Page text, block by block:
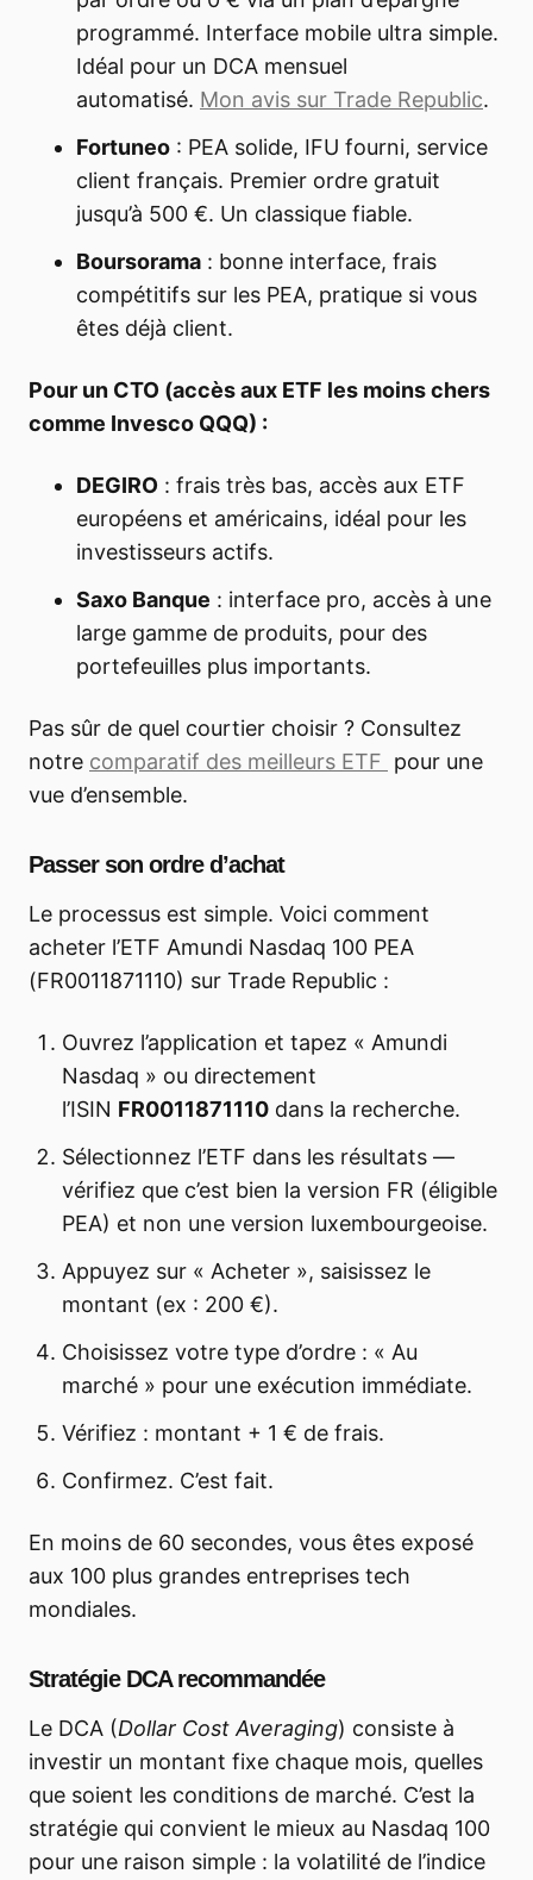
programmé. Interface mobile ultra simple.
Idéal pour un DCA mensuel
automatisé. Mon avis sur Trade Republic.
Fortuneo : PEA solide, IFU fourni, service
client français. Premier ordre gratuit
jusqu’à 500 €. Un classique fiable.
Boursorama : bonne interface, frais
compétitifs sur les PEA, pratique si vous
êtes déjà client.
Pour un CTO (accès aux ETF les moins chers
comme Invesco QQQ) :
DEGIRO : frais très bas, accès aux ETF
européens et américains, idéal pour les
investisseurs actifs.
Saxo Banque : interface pro, accès à une
large gamme de produits, pour des
portefeuilles plus importants.
Pas sûr de quel courtier choisir ? Consultez
notre comparatif des meilleurs ETF pour une
vue d’ensemble.
Passer son ordre d’achat
Le processus est simple. Voici comment
acheter l’ETF Amundi Nasdaq 100 PEA
(FR0011871110) sur Trade Republic :
Ouvrez l’application et tapez « Amundi
Nasdaq » ou directement
l’ISIN FR0011871110 dans la recherche.
Sélectionnez l’ETF dans les résultats —
vérifiez que c’est bien la version FR (éligible
PEA) et non une version luxembourgeoise.
Appuyez sur « Acheter », saisissez le
montant (ex : 200 €).
Choisissez votre type d’ordre : « Au
marché » pour une exécution immédiate.
Vérifiez : montant + 1 € de frais.
Confirmez. C’est fait.
En moins de 60 secondes, vous êtes exposé
aux 100 plus grandes entreprises tech
mondiales.
Stratégie DCA recommandée
Le DCA (Dollar Cost Averaging) consiste à
investir un montant fixe chaque mois, quelles
que soient les conditions de marché. C’est la
stratégie qui convient le mieux au Nasdaq 100
pour une raison simple : la volatilité de l’indice